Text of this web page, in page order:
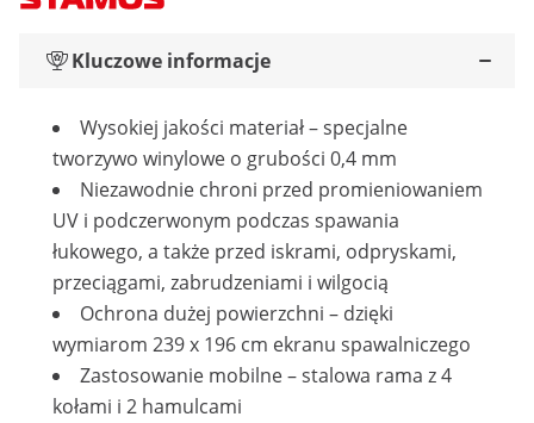
Kluczowe informacje
Wysokiej jakości materiał – specjalne
tworzywo winylowe o grubości 0,4 mm
Niezawodnie chroni przed promieniowaniem
UV i podczerwonym podczas spawania
łukowego, a także przed iskrami, odpryskami,
przeciągami, zabrudzeniami i wilgocią
Ochrona dużej powierzchni – dzięki
wymiarom 239 x 196 cm ekranu spawalniczego
Zastosowanie mobilne – stalowa rama z 4
kołami i 2 hamulcami